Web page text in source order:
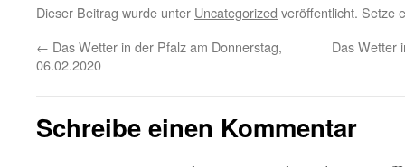
Dieser Beitrag wurde unter Uncategorized veröffentlicht. Setze
← Das Wetter in der Pfalz am Donnerstag,
06.02.2020
Das Wetter
Schreibe einen Kommentar